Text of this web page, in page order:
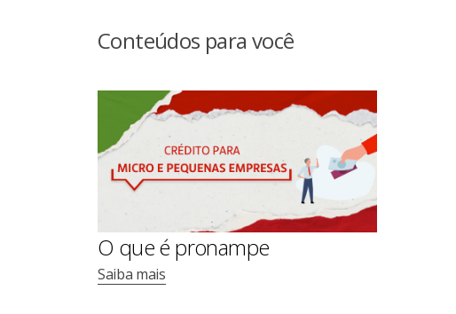
Conteúdos para você
O que é pronampe
Saiba mais